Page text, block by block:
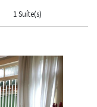
1 Suíte(s)